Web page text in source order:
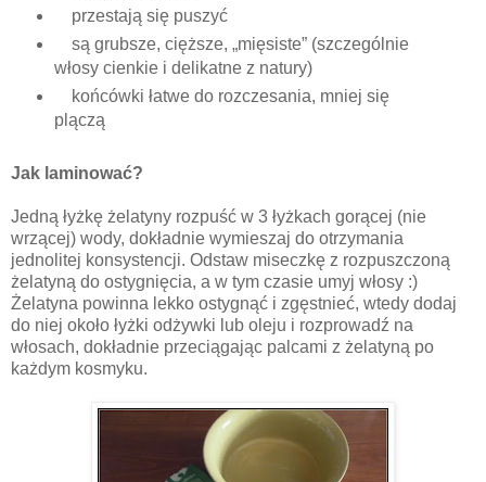
przestają się puszyć
są grubsze, cięższe, „mięsiste” (szczególnie
włosy cienkie i delikatne z natury)
końcówki łatwe do rozczesania, mniej się
plączą
Jak laminować?
Jedną łyżkę żelatyny rozpuść w 3 łyżkach gorącej (nie
wrzącej) wody, dokładnie wymieszaj do otrzymania
jednolitej konsystencji. Odstaw miseczkę z rozpuszczoną
żelatyną do ostygnięcia, a w tym czasie umyj włosy :)
Żelatyna powinna lekko ostygnąć i zgęstnieć, wtedy dodaj
do niej około łyżki odżywki lub oleju i rozprowadź na
włosach, dokładnie przeciągając palcami z żelatyną po
każdym kosmyku.